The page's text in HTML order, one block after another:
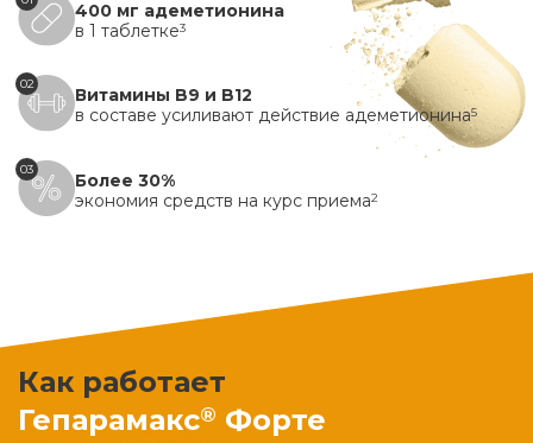
400 мг адеметионина
в 1 таблетке3
02
Витамины B9 и B12
в составе усиливают действие адеметионина5
03
Более 30%
экономия средств на курс приема2
Как работает
Гепарамакс® Форте